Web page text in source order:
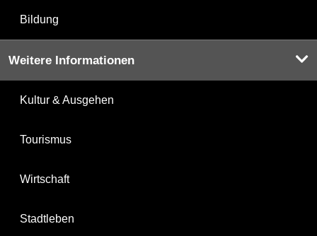
Bildung
Weitere Informationen
Kultur & Ausgehen
Tourismus
Wirtschaft
Stadtleben